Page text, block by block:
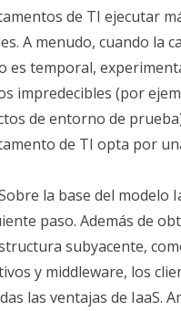
de TI ejecutar
A menudo, cuando la
es temporal,
impredecibles (por
de entorno de
de TI opta por
la base del modelo
paso. Además de
subyacente,
y middleware, los
las ventajas de IaaS.